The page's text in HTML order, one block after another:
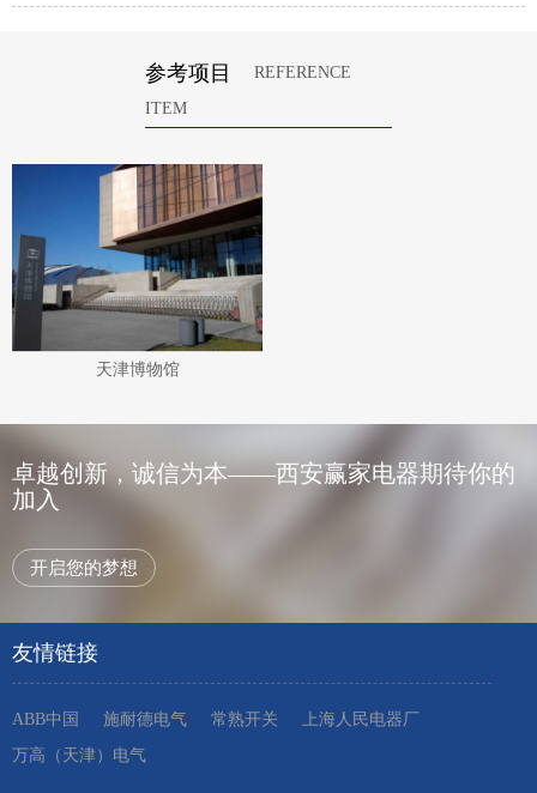
的战略布局。
参考项目
REFERENCE
ITEM
天津博物馆
卓越创新，诚信为本——西安赢家电器期待你的
加入
开启您的梦想
友情链接
ABB中国 施耐德电气 常熟开关
上海人民电器厂
万高（天津）电气